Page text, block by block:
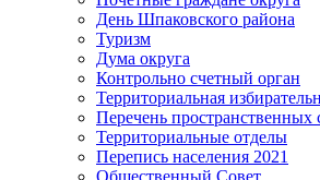
День Шпаковского района
Туризм
Дума округа
Контрольно счетный орган
Территориальная
Перечень пространственных
Территориальные отделы
Перепись населения 2021